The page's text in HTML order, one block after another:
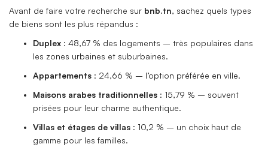
Avant de faire votre recherche sur bnb.tn, sachez quels types
de biens sont les plus répandus :
Duplex : 48,67 % des logements – très populaires dans
les zones urbaines et suburbaines.
Appartements : 24,66 % – l’option préférée en ville.
Maisons arabes traditionnelles : 15,79 % – souvent
prisées pour leur charme authentique.
Villas et étages de villas : 10,2 % – un choix haut de
gamme pour les familles.